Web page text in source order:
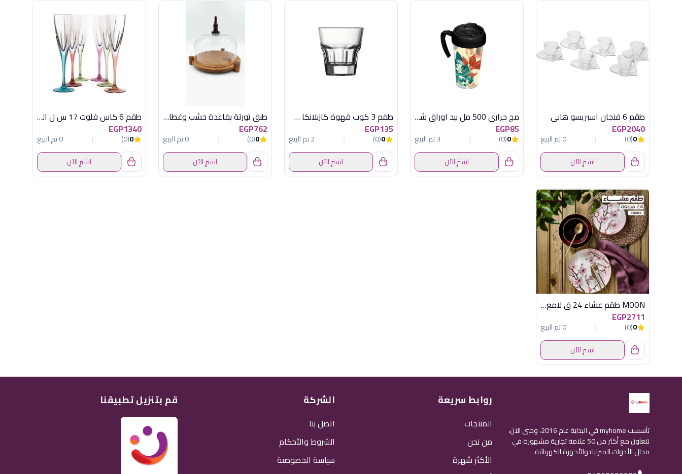
طقم 6 فنجان اسبريسو هابى
EGP2040
0
(0)
0 تم البيع
اشترِ الآن
مج حرارى 500 مل بيد اوراق شجر هيريفين
EGP85
0
(0)
3 تم البيع
اشترِ الآن
طقم 3 كوب قهوة كازبلانكا صغير
EGP135
0
(0)
2 تم البيع
اشترِ الآن
طبق تورتة بقاعدة خشب وغطاء أكريلك وسط من أكسفورد موديل QR2521
EGP762
0
(0)
0 تم البيع
اشترِ الآن
طقم 6 كاس فلوت 17 س ل الوان فوزيون
EGP1340
0
(0)
0 تم البيع
اشترِ الآن
MOON طقم عشاء 24 ق لامع تركى اكسفورد
EGP2711
0
(0)
0 تم البيع
اشترِ الآن
تأسست myhome في البداية عام 2016، وحتى الآن،
نتعاون مع أكثر من 50 علامة تجارية مشهورة في
مجال الأدوات المنزلية والأجهزة الكهربائية.
روابط سريعة
المنتجات
من نحن
الأكثر شهرة
الشركة
اتصل بنا
الشروط والأحكام
سياسة الخصوصية
قم بتنزيل تطبيقنا